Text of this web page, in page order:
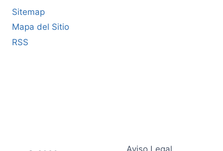
Sitemap
Mapa del Sitio
RSS